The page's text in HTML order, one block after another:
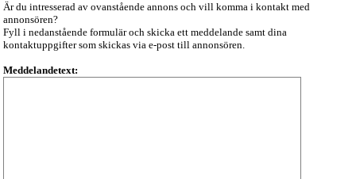
Är du intresserad av ovanstående annons och vill komma i kontakt med
annonsören?
Fyll i nedanstående formulär och skicka ett meddelande samt dina
kontaktuppgifter som skickas via e-post till annonsören.
Meddelandetext: